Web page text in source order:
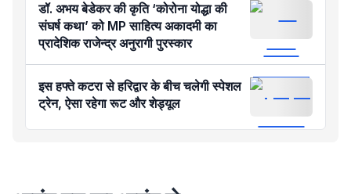
डॉ. अभय बेडेकर की कृति ‘कोरोना योद्धा की
संघर्ष कथा’ को MP साहित्य अकादमी का
प्रादेशिक राजेन्द्र अनुरागी पुरस्कार
इस हफ्ते कटरा से हरिद्वार के बीच चलेगी स्पेशल
ट्रेन, ऐसा रहेगा रूट और शेड्यूल